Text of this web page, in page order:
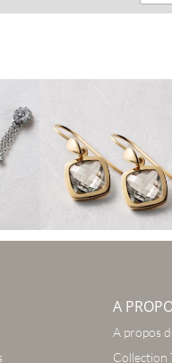
A
A propos
Collection